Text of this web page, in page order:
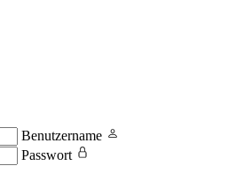
Benutzername
Passwort